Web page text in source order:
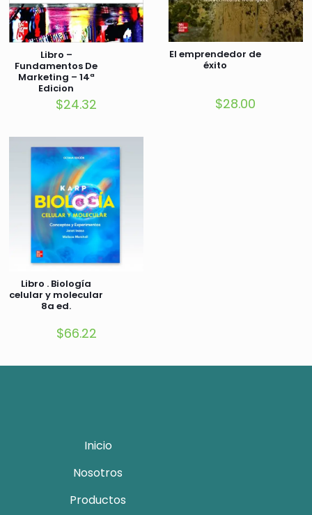
Libro –
Fundamentos De
Marketing – 14ª
Edicion
$24.32
El emprendedor de
éxito
$28.00
Libro . Biología
celular y molecular
8a ed.
$66.22
Inicio
Nosotros
Productos